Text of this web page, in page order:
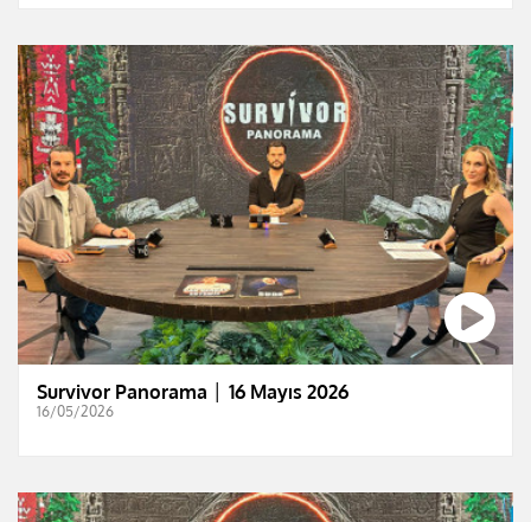
Survivor Panorama │ 16 Mayıs 2026
16/05/2026